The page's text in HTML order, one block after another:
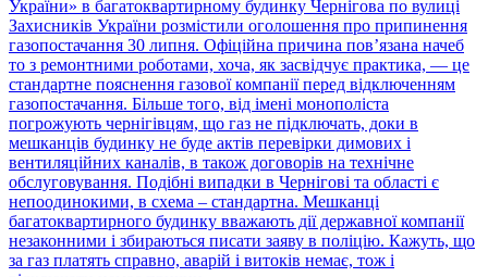
України» в багатоквартирному будинку Чернігова по вулиці
Захисників України розмістили оголошення про припинення
газопостачання 30 липня. Офіційна причина пов’язана начеб
то з ремонтними роботами, хоча, як засвідчує практика, — це
стандартне пояснення газової компанії перед відключенням
газопостачання. Більше того, від імені монополіста
погрожують чернігівцям, що газ не підключать, доки в
мешканців будинку не буде актів перевірки димових і
вентиляційних каналів, в також договорів на технічне
обслуговування. Подібні випадки в Чернігові та області є
непоодинокими, в схема – стандартна. Мешканці
багатоквартирного будинку вважають дії державної компанії
незаконними і збираються писати заяву в поліцію. Кажуть, що
за газ платять справно, аварій і витоків немає, тож і